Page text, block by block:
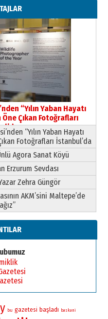
“Yılın Yaban Hayatı
Çıkan Fotoğrafları
“Yılın Yaban Hayatı
Fotoğrafları İstanbul’da
Agora Sanat Köyü
Erzurum Sevdası
Zehra Güngör
AKM’sini Maltepe’de
bu gazetesi başladı baskani